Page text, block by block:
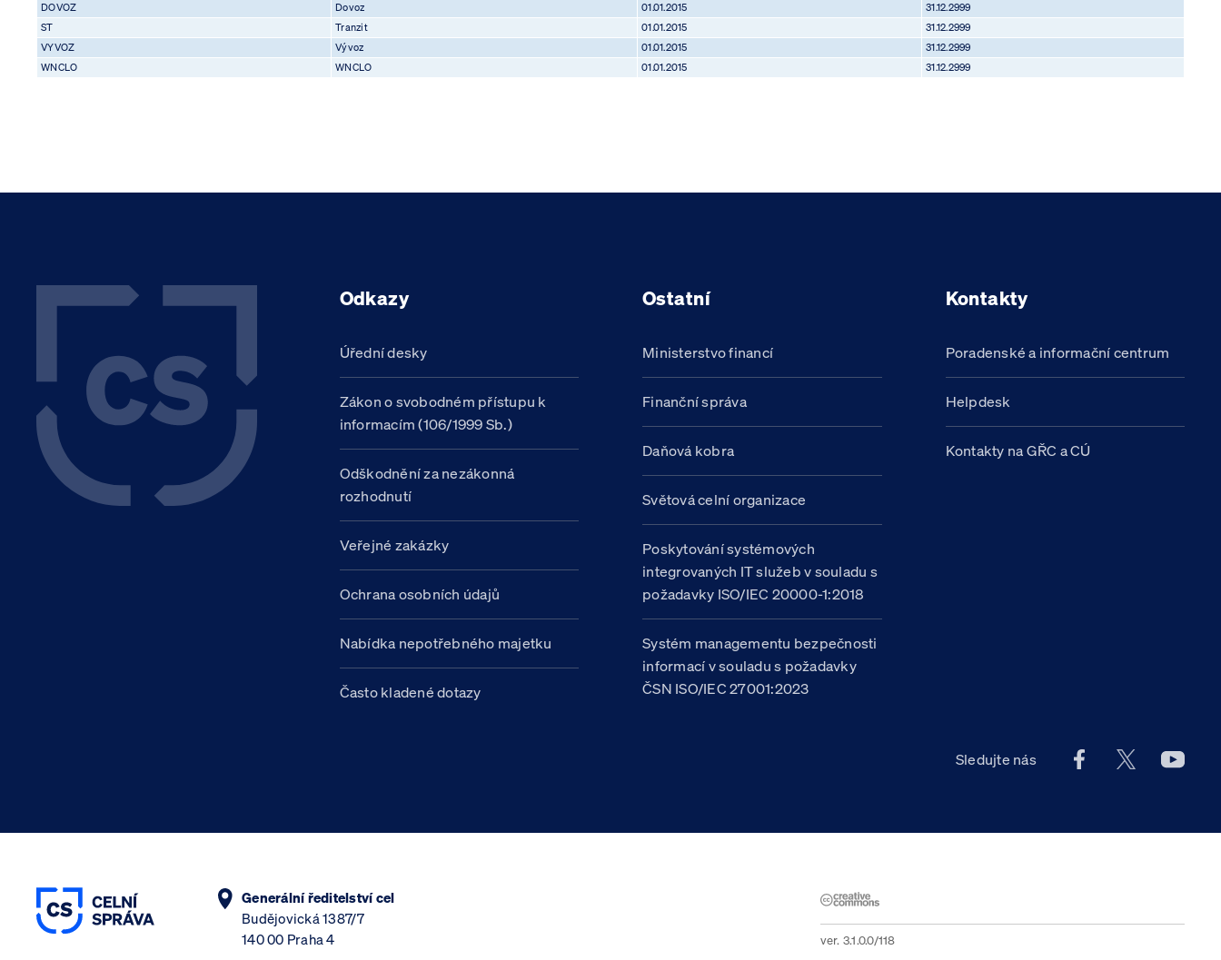
DOVOZ Dovoz 01.01.2015
31.12.2999
ST
Tranzit 01.01.2015
31.12.2999
VYVOZ
Vývoz 01.01.2015
31.12.2999
WNCLO
WNCLO 01.01.2015 31.12.2999
Odkazy
Úřední desky
Zákon o svobodném přístupu k
informacím (106/1999 Sb.)
Odškodnění za nezákonná
rozhodnutí
Veřejné zakázky
Ochrana osobních údajů
Nabídka nepotřebného majetku
Často kladené dotazy
Ostatní
Ministerstvo financí
Finanční správa
Daňová kobra
Světová celní organizace
Poskytování systémových
integrovaných IT služeb v souladu s
požadavky ISO/IEC 20000-1:2018
Systém managementu bezpečnosti
informací v souladu s požadavky
ČSN ISO/IEC 27001:2023
Kontakty
Poradenské a informační centrum
Helpdesk
Kontakty na GŘC a CÚ
Sledujte nás Facebook účet
X účet
Generální ředitelství cel
Budějovická 1387/7
140 00 Praha 4
ver. 3.1.0.0/118